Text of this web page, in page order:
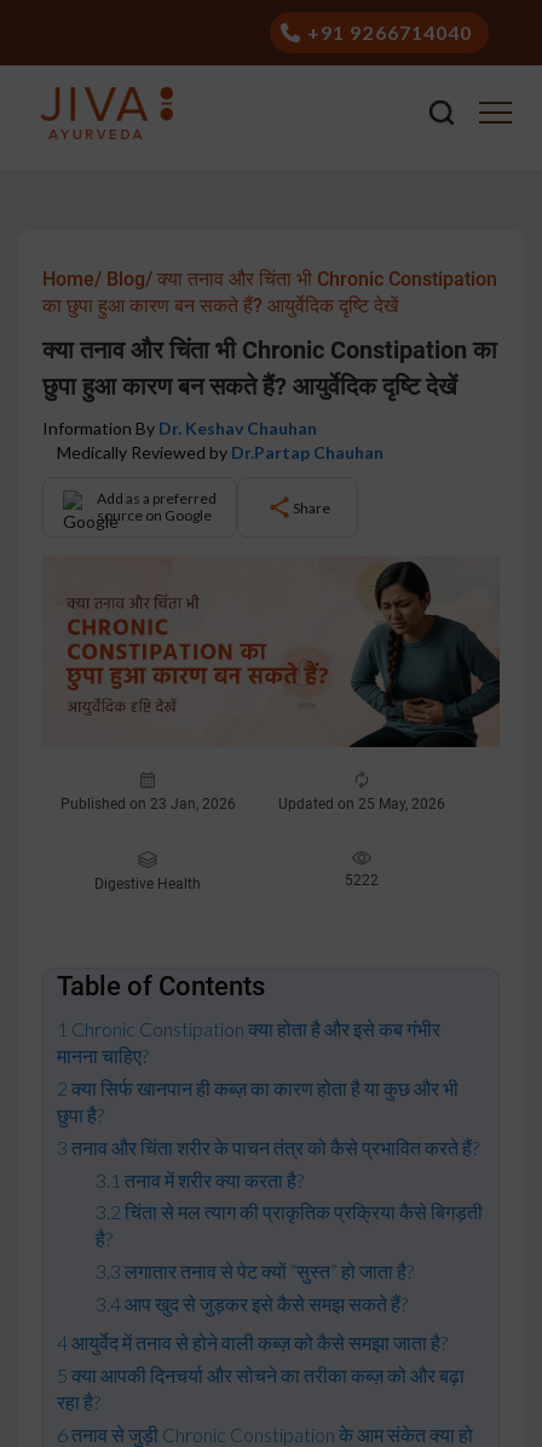
+91 9266714040
Home/ Blog/ क्या तनाव और चिंता भी Chronic Constipation
का छुपा हुआ कारण बन सकते हैं? आयुर्वेदिक दृष्टि देखें
क्या तनाव और चिंता भी Chronic Constipation का
छुपा हुआ कारण बन सकते हैं? आयुर्वेदिक दृष्टि देखें
Information By Dr. Keshav Chauhan
Medically Reviewed by Dr.Partap Chauhan
Add as a preferred
source on Google
Share
Published on 23 Jan, 2026 Updated on 25 May, 2026
Digestive Health 5222
Table of Contents
Chronic Constipation क्या होता है और इसे कब गंभीर
मानना चाहिए?
क्या सिर्फ खानपान ही कब्ज़ का कारण होता है या कुछ और भी
छुपा है?
तनाव और चिंता शरीर के पाचन तंत्र को कैसे प्रभावित करते हैं?
तनाव में शरीर क्या करता है?
चिंता से मल त्याग की प्राकृतिक प्रक्रिया कैसे बिगड़ती
है?
लगातार तनाव से पेट क्यों “सुस्त” हो जाता है?
आप खुद से जुड़कर इसे कैसे समझ सकते हैं?
आयुर्वेद में तनाव से होने वाली कब्ज़ को कैसे समझा जाता है?
क्या आपकी दिनचर्या और सोचने का तरीका कब्ज़ को और बढ़ा
रहा है?
तनाव से जुड़ी Chronic Constipation के आम संकेत क्या हो